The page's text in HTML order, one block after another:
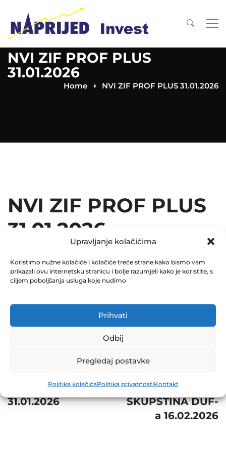
Upravljanje kolačićima
Koristimo nužne kolačiće i kolačiće treće strane kako bismo vam
prikazali ovu internetsku stranicu i bolje razumjeli kako je koristite, s
ciljem poboljšanja usluga koje nudimo
Prihvati
Odbij
Pregledaj postavke
Politika kolačićaPolitika privatnostiKontakt
NVI ZIF PROF PLUS
31.01.2026
Home NVI ZIF PROF PLUS 31.01.2026
NVI ZIF PROF PLUS
31.01.2026
February 12, 2026
0 Comments
Share
NVI ZIF NAPRIJED
31.01.2026
VANREDNA
SKUPŠTINA DUF-
a 16.02.2026